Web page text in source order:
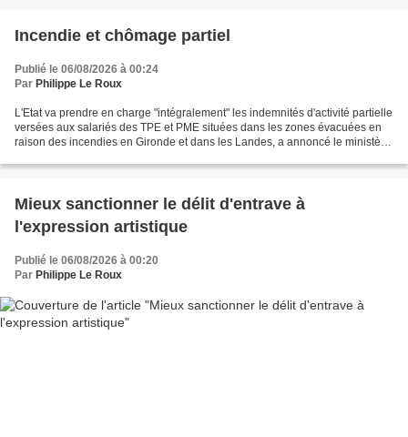
Incendie et chômage partiel
Publié le 06/08/2026 à 00:24
Par Philippe Le Roux
L'Etat va prendre en charge "intégralement" les indemnités d'activité partielle
versées aux salariés des TPE et PME situées dans les zones évacuées en
raison des incendies en Gironde et dans les Landes, a annoncé le ministère
Mieux sanctionner le délit d'entrave à
l'expression artistique
Publié le 06/08/2026 à 00:20
Par Philippe Le Roux